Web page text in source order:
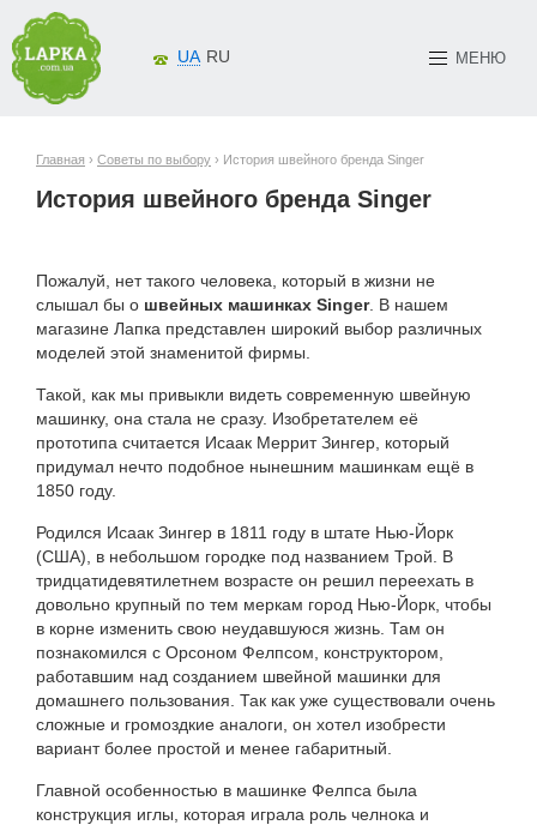
МЕНЮ
UA RU
Главная › Советы по выбору › История швейного бренда Singer
История швейного бренда Singer
Пожалуй, нет такого человека, который в жизни не
слышал бы о швейных машинках Singer. В нашем
магазине Лапка представлен широкий выбор различных
моделей этой знаменитой фирмы.
Такой, как мы привыкли видеть современную швейную
машинку, она стала не сразу. Изобретателем её
прототипа считается Исаак Меррит Зингер, который
придумал нечто подобное нынешним машинкам ещё в
1850 году.
Родился Исаак Зингер в 1811 году в штате Нью-Йорк
(США), в небольшом городке под названием Трой. В
тридцатидевятилетнем возрасте он решил переехать в
довольно крупный по тем меркам город Нью-Йорк, чтобы
в корне изменить свою неудавшуюся жизнь. Там он
познакомился с Орсоном Фелпсом, конструктором,
работавшим над созданием швейной машинки для
домашнего пользования. Так как уже существовали очень
сложные и громоздкие аналоги, он хотел изобрести
вариант более простой и менее габаритный.
Главной особенностью в машинке Фелпса была
конструкция иглы, которая играла роль челнока и